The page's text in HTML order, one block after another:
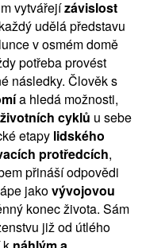
vytvářejízávislost
udělá představu
v osmém domě
potřeba provést
následky. Člověk s
a hledá možnosti,
životních cyklů u sebe
etapy lidského
protředcích,
přináší odpovědi
jakovývojovou
konec života. Sám
již od útlého